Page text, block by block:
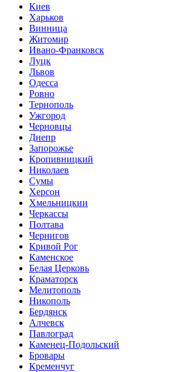
Киев
Харьков
Винница
Житомир
Ивано-Франковск
Луцк
Львов
Одесса
Ровно
Тернополь
Ужгород
Черновцы
Днепр
Запорожье
Кропивницкий
Николаев
Сумы
Херсон
Хмельницкии
Черкассы
Полтава
Чернигов
Кривой Рог
Каменское
Белая Церковь
Краматорск
Мелитополь
Никополь
Бердянск
Алчевск
Павлоград
Каменец-Подольский
Бровары
Кременчуг